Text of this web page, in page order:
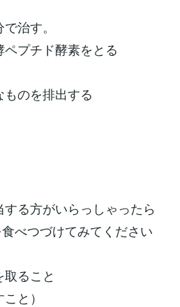
この加温がとてもむずか
あけて1時間おき…まるで
心を離さずに検温をつづ
常在菌との反応具合さま
り合り酵素ができあがりま
必要”と言われておりま
治す。
プチド酵素をとる
のを排出する
る方がいらっしゃったら
べつづけてみてください
ること
と）